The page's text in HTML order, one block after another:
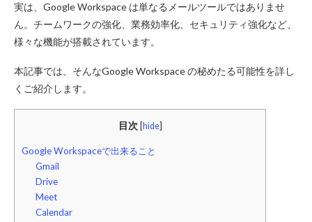
実は、Google Workspace は単なるメールツールではありませ
ん。チームワークの強化、業務効率化、セキュリティ強化など、
様々な機能が搭載されています。
本記事では、そんなGoogle Workspace の秘めたる可能性を詳し
くご紹介します。
目次 hide]
Google Workspaceで出来ること
Gmail
Drive
Meet
Calendar